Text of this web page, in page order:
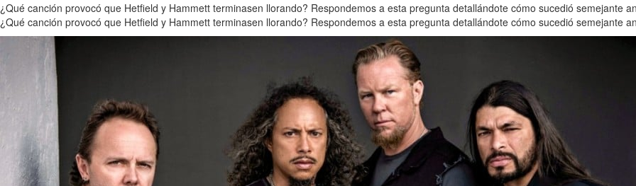
¿Qué canción provocó que Hetfield y Hammett terminasen llorando? Respondemos a esta pregunta detallándote cómo sucedió semejante
¿Qué canción provocó que Hetfield y Hammett terminasen llorando? Respondemos a esta pregunta detallándote cómo sucedió semejante